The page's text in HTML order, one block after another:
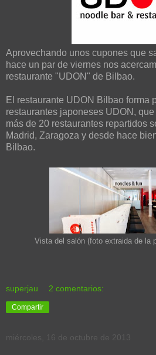
Aprovechando unos cupones que
hace un par de viernes nos
restaurante "UDON" de Bilbao.
El restaurante UDON Bilbao forma
restaurantes japoneses UDON,
más de 20 restaurantes repartidos
Madrid, Zaragoza y desde hace
Bilbao.
Vista del salón (foto extraida de la
superjau 2 comentarios:
Compartir
miércoles, 16 de octubre de 2013